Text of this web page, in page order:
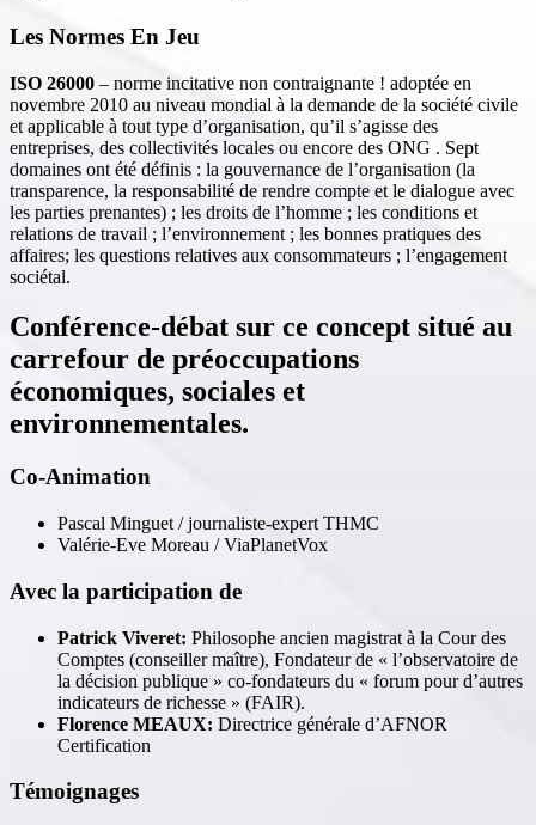
Les Normes En Jeu
ISO 26000 – norme incitative non contraignante ! adoptée en
novembre 2010 au niveau mondial à la demande de la société civile
et applicable à tout type d’organisation, qu’il s’agisse des
entreprises, des collectivités locales ou encore des ONG . Sept
domaines ont été définis : la gouvernance de l’organisation (la
transparence, la responsabilité de rendre compte et le dialogue avec
les parties prenantes) ; les droits de l’homme ; les conditions et
relations de travail ; l’environnement ; les bonnes pratiques des
affaires; les questions relatives aux consommateurs ; l’engagement
sociétal.
Conférence-débat sur ce concept situé au
carrefour de préoccupations
économiques, sociales et
environnementales.
Co-Animation
Pascal Minguet / journaliste-expert THMC
Valérie-Eve Moreau / ViaPlanetVox
Avec la participation de
Patrick Viveret: Philosophe ancien magistrat à la Cour des
Comptes (conseiller maître), Fondateur de « l’observatoire de
la décision publique » co-fondateurs du « forum pour d’autres
indicateurs de richesse » (FAIR).
Florence MEAUX: Directrice générale d’AFNOR
Certification
Témoignages